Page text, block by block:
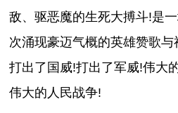
敌、驱恶魔的生死大搏斗!是
次涌现豪迈气概的英雄赞歌
打出了国威!打出了军威!伟大
伟大的人民战争!